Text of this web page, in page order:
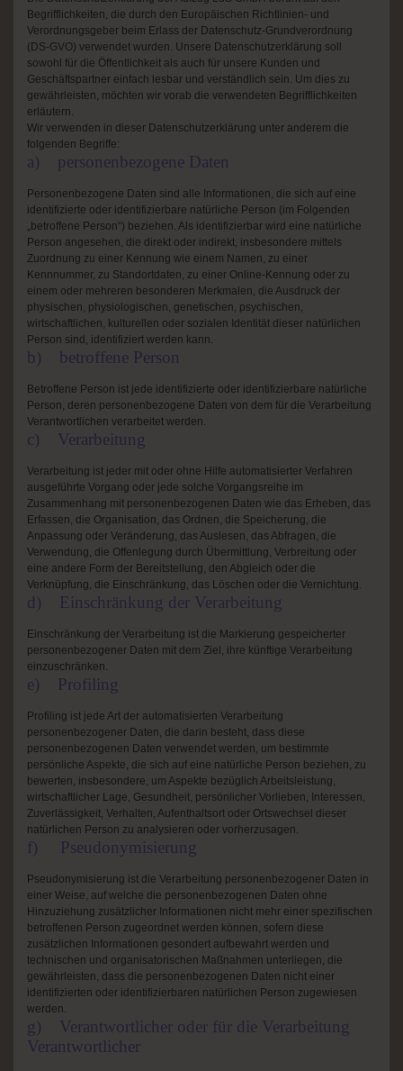
Begrifflichkeiten, die durch den Europäischen Richtlinien- und
Verordnungsgeber beim Erlass der Datenschutz-Grundverordnung
(DS-GVO) verwendet wurden. Unsere Datenschutzerklärung soll
sowohl für die Öffentlichkeit als auch für unsere Kunden und
Geschäftspartner einfach lesbar und verständlich sein. Um dies zu
gewährleisten, möchten wir vorab die verwendeten Begrifflichkeiten
erläutern.
Wir verwenden in dieser Datenschutzerklärung unter anderem die
folgenden Begriffe:
a) personenbezogene Daten
Personenbezogene Daten sind alle Informationen, die sich auf eine
identifizierte oder identifizierbare natürliche Person (im Folgenden
„betroffene Person“) beziehen. Als identifizierbar wird eine natürliche
Person angesehen, die direkt oder indirekt, insbesondere mittels
Zuordnung zu einer Kennung wie einem Namen, zu einer
Kennnummer, zu Standortdaten, zu einer Online-Kennung oder zu
einem oder mehreren besonderen Merkmalen, die Ausdruck der
physischen, physiologischen, genetischen, psychischen,
wirtschaftlichen, kulturellen oder sozialen Identität dieser natürlichen
Person sind, identifiziert werden kann.
b) betroffene Person
Betroffene Person ist jede identifizierte oder identifizierbare natürliche
Person, deren personenbezogene Daten von dem für die Verarbeitung
Verantwortlichen verarbeitet werden.
c) Verarbeitung
Verarbeitung ist jeder mit oder ohne Hilfe automatisierter Verfahren
ausgeführte Vorgang oder jede solche Vorgangsreihe im
Zusammenhang mit personenbezogenen Daten wie das Erheben, das
Erfassen, die Organisation, das Ordnen, die Speicherung, die
Anpassung oder Veränderung, das Auslesen, das Abfragen, die
Verwendung, die Offenlegung durch Übermittlung, Verbreitung oder
eine andere Form der Bereitstellung, den Abgleich oder die
Verknüpfung, die Einschränkung, das Löschen oder die Vernichtung.
d) Einschränkung der Verarbeitung
Einschränkung der Verarbeitung ist die Markierung gespeicherter
personenbezogener Daten mit dem Ziel, ihre künftige Verarbeitung
einzuschränken.
e) Profiling
Profiling ist jede Art der automatisierten Verarbeitung
personenbezogener Daten, die darin besteht, dass diese
personenbezogenen Daten verwendet werden, um bestimmte
persönliche Aspekte, die sich auf eine natürliche Person beziehen, zu
bewerten, insbesondere, um Aspekte bezüglich Arbeitsleistung,
wirtschaftlicher Lage, Gesundheit, persönlicher Vorlieben, Interessen,
Zuverlässigkeit, Verhalten, Aufenthaltsort oder Ortswechsel dieser
natürlichen Person zu analysieren oder vorherzusagen.
f) Pseudonymisierung
Pseudonymisierung ist die Verarbeitung personenbezogener Daten in
einer Weise, auf welche die personenbezogenen Daten ohne
Hinzuziehung zusätzlicher Informationen nicht mehr einer spezifischen
betroffenen Person zugeordnet werden können, sofern diese
zusätzlichen Informationen gesondert aufbewahrt werden und
technischen und organisatorischen Maßnahmen unterliegen, die
gewährleisten, dass die personenbezogenen Daten nicht einer
identifizierten oder identifizierbaren natürlichen Person zugewiesen
werden.
g) Verantwortlicher oder für die Verarbeitung
Verantwortlicher